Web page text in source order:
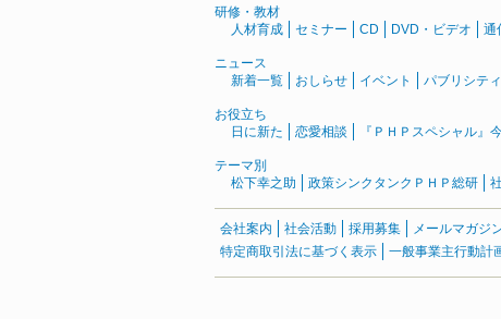
研修・教材
人材育成
セミナー CD DVD・ビデオ 通
ニュース
新着一覧
おしらせ イベント パブリシティ
お役立ち
日に新た
恋愛相談 『ＰＨＰスペシャル』
テーマ別
松下幸之助
政策シンクタンクＰＨＰ総研
会社案内 社会活動 採用募集 メールマガジ
特定商取引法に基づく表示
一般事業主行動計